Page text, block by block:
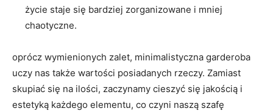
życie staje się bardziej zorganizowane i mniej
chaotyczne.
oprócz wymienionych zalet, minimalistyczna garderoba
uczy nas także wartości posiadanych rzeczy. Zamiast
skupiać się na ilości, zaczynamy cieszyć się jakością i
estetyką każdego elementu, co czyni naszą szafę